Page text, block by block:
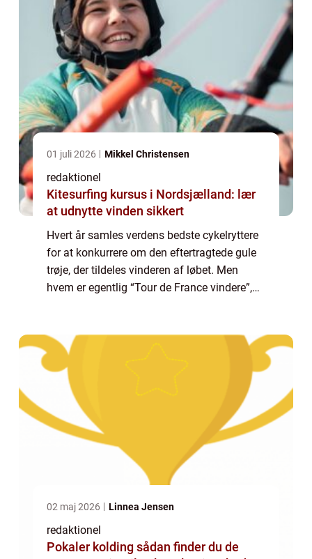
01 juli 2026 Mikkel Christensen
redaktionel
Kitesurfing kursus i Nordsjælland: lær
at udnytte vinden sikkert
Hvert år samles verdens bedste cykelryttere
for at konkurrere om den eftertragtede gule
trøje, der tildeles vinderen af løbet. Men
hvem er egentlig “Tour de France vindere”,
02 maj 2026 Linnea Jensen
redaktionel
Pokaler kolding sådan finder du de